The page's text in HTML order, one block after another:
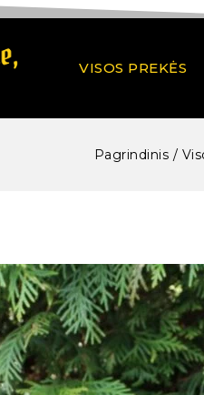
VISOS PREKĖS
Pagrindinis /